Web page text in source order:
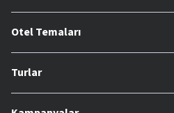
Otel Temaları
Turlar